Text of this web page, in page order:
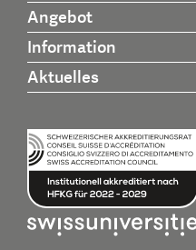
Angebot
Information
Aktuelles